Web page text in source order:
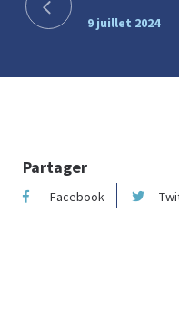
9 juillet 2024
Partager
Facebook